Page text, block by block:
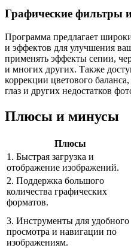
Графические фильтры
Программа предлагает
и эффектов для улучшения
применять эффекты сепии,
и многих других. Также
коррекции цветового
глаз и других недостатков
Плюсы и минусы
Плюсы
1. Быстрая загрузка и
отображение изображений.
2. Поддержка большого
количества графических
форматов.
3. Инструменты для удобного
просмотра и навигации по
изображениям.